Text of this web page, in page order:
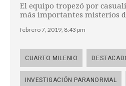
El equipo tropezó por
más importantes misterios
febrero 7, 2019, 8:43 pm
CUARTO MILENIO
INVESTIGACIÓN PARANORMAL